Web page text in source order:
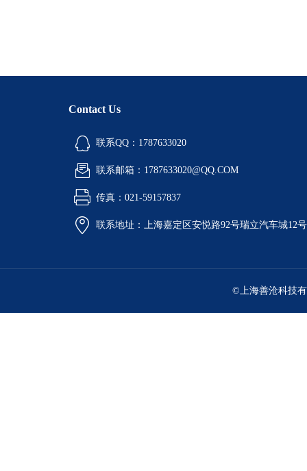
Contact Us
联系QQ：1787633020
联系邮箱：1787633020@QQ.COM
传真：021-59157837
联系地址：上海嘉定区安悦路92号瑞立汽车城12
©上海善沧科技